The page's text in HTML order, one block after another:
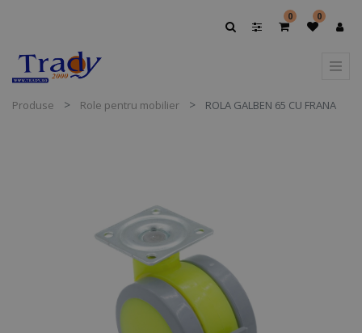
0 0
Produse Role pentru mobilier ROLA GALBEN 65 CU FRANA